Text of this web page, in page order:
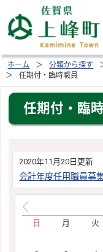
ホーム 分類から探す
任期付・臨時職員
任期付・臨
2020年11月20日更新
会計年度任用職員募
日 月 火